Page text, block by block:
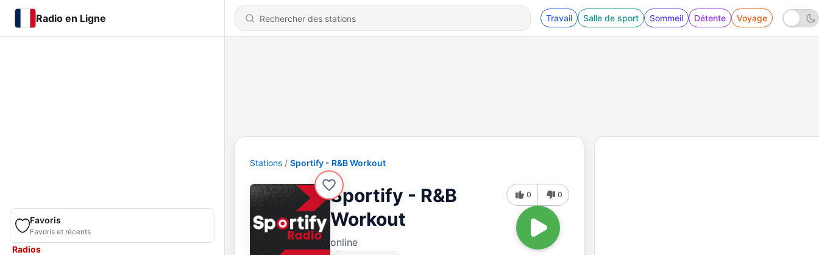
Radio en Ligne Travail Salle de sport Sommeil Détente Voyage
Favoris
Favoris et récents
Radios
Stations Sportify - R&B Workout
Sportify - R&B
Workout
online
0 0